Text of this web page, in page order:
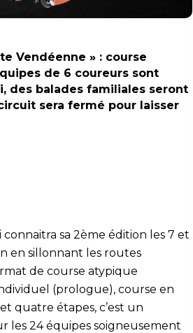
Vendéenne » : course
de 6 coureurs sont
des balades fami­liales seront
sera fermé pour laisser
sa 2ème édition les 7 et
en sillonnant les routes
de course atypique
(prologue), course en
quatre étapes, c’est un
les 24 équipes soigneusement